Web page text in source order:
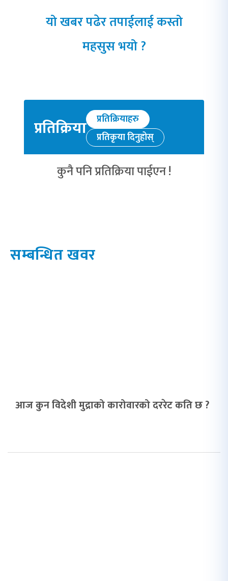
यो खबर पढेर तपाईलाई कस्तो
महसुस भयो ?
प्रतिक्रिया
प्रतिक्रियाहरु
प्रतिकृया दिनुहोस्
कुनै पनि प्रतिक्रिया पाईएन !
सम्बन्धित खवर
आज कुन विदेशी मुद्राको कारोवारको दररेट कति छ ?